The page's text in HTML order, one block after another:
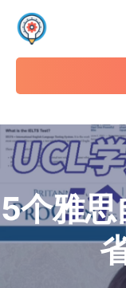
5个雅思